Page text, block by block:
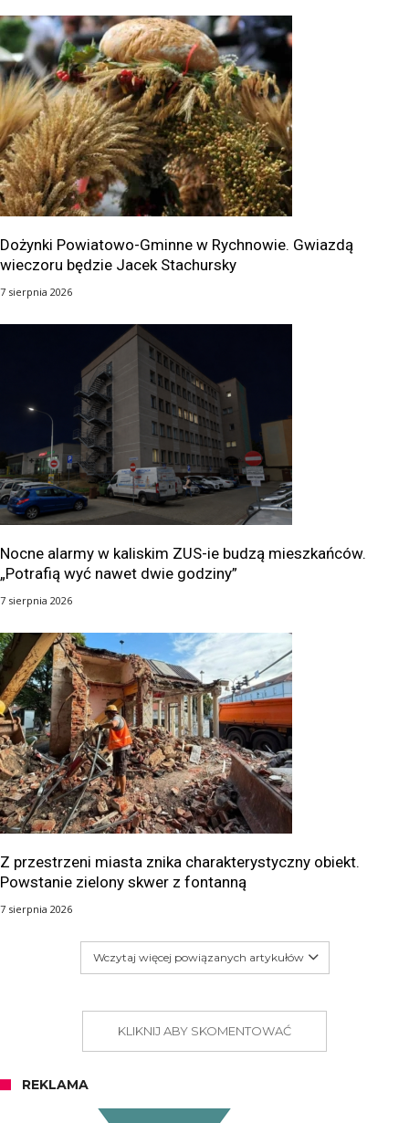
Dożynki Powiatowo-Gminne w Rychnowie. Gwiazdą
wieczoru będzie Jacek Stachursky
7 sierpnia 2026
Nocne alarmy w kaliskim ZUS-ie budzą mieszkańców.
„Potrafią wyć nawet dwie godziny”
7 sierpnia 2026
Z przestrzeni miasta znika charakterystyczny obiekt.
Powstanie zielony skwer z fontanną
7 sierpnia 2026
Wczytaj więcej powiązanych artykułów
KLIKNIJ ABY SKOMENTOWAĆ
REKLAMA